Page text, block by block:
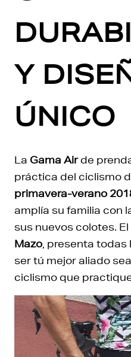
Y
ÚNICO
La Gama Airde
práctica del ciclismo
primavera-verano
amplía su familia con
sus nuevos colotes.
Mazo , presenta
ser tú mejor aliado
ciclismo que